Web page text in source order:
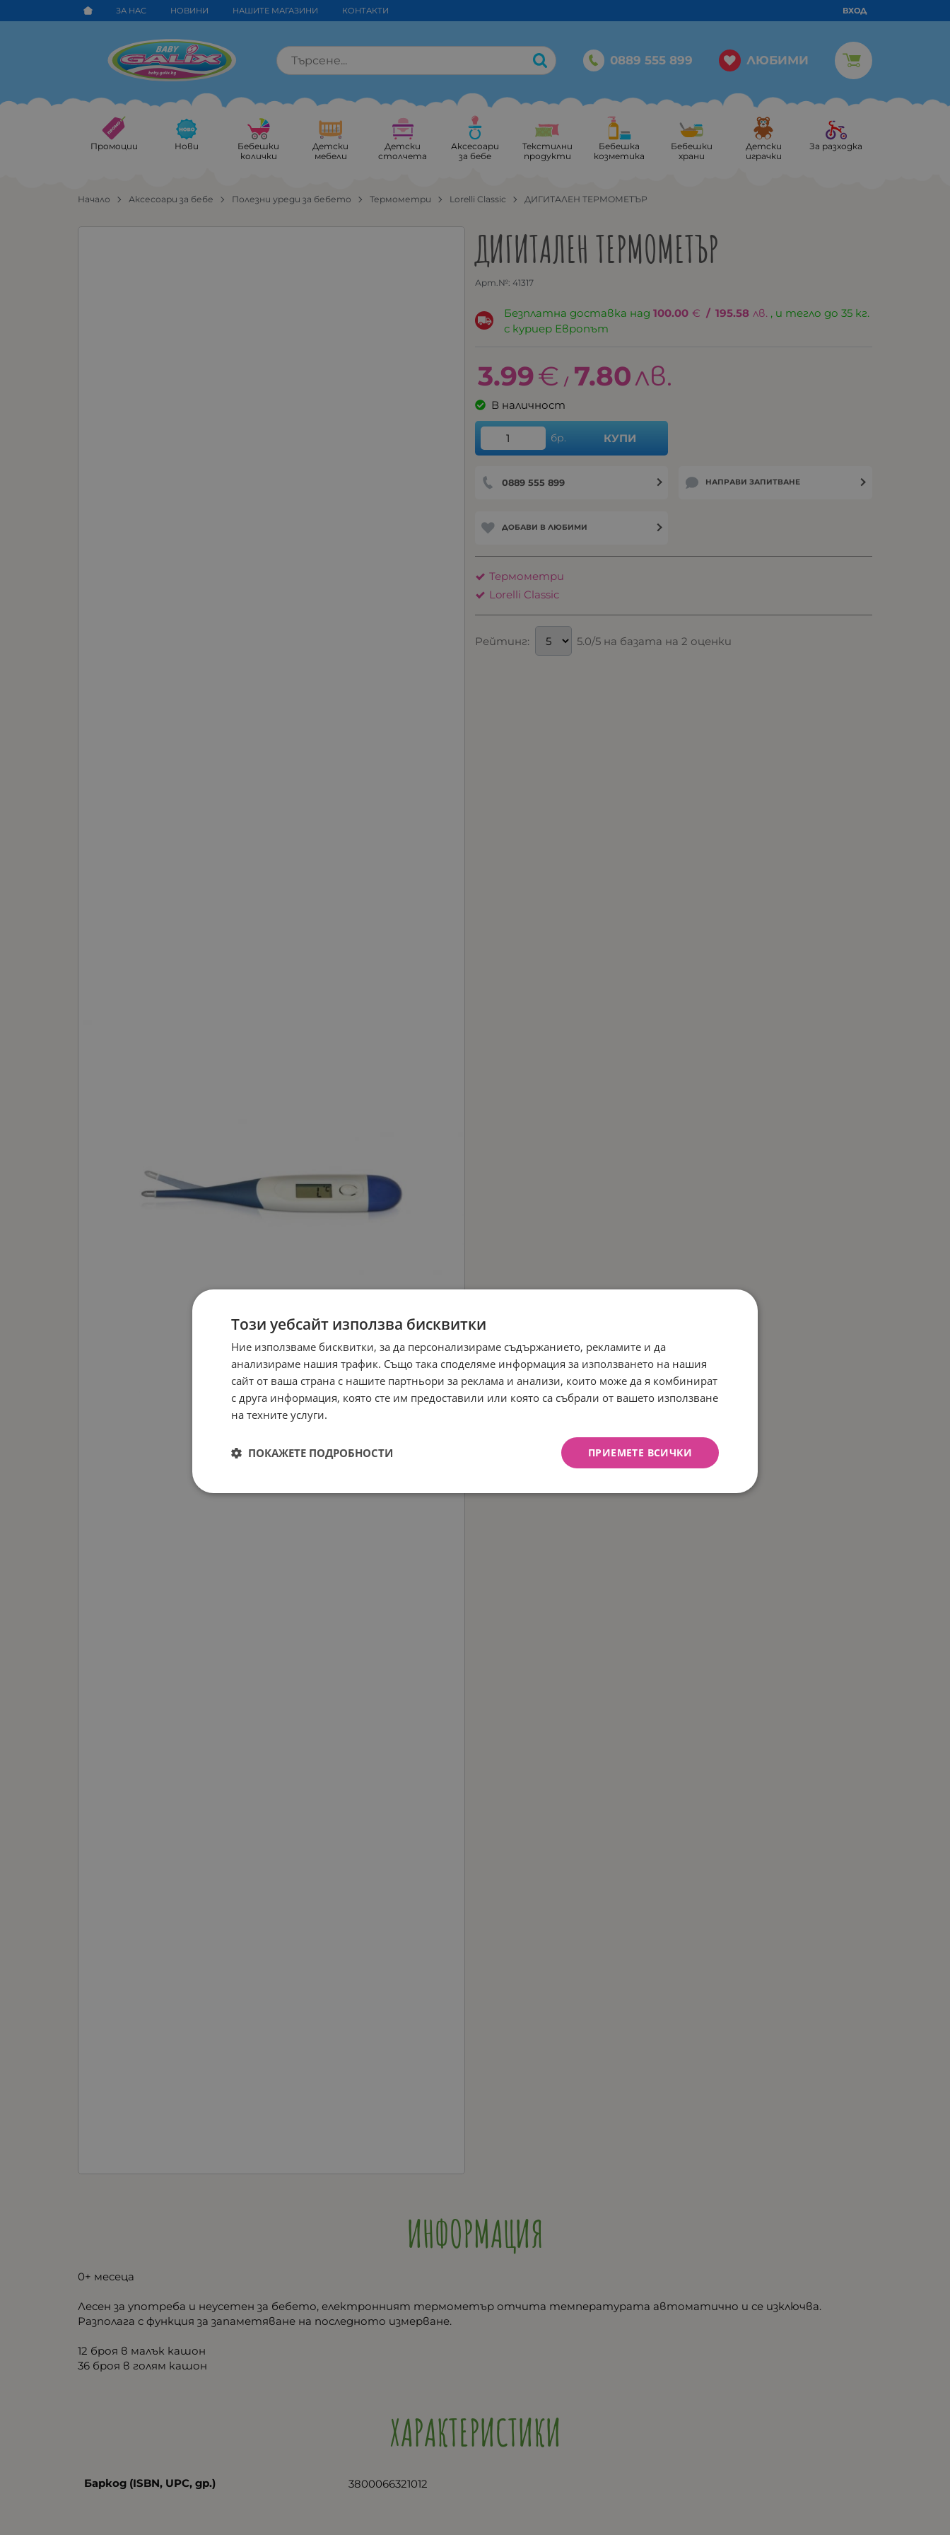
ЗА НАС НОВИНИ НАШИТЕ МАГАЗИНИ КОНТАКТИ ВХОД
0889 555 899 ЛЮБИМИ
Промоции Нови
Бебешки
колички
Детски
мебели
Детски
столчета
Аксесоари
за бебе
Текстилни
продукти
Бебешка
козметика
Бебешки
храни
Детски
играчки
За разходка
Начало Аксесоари за бебе Полезни уреди за бебето Термометри Lorelli Classic ДИГИТАЛЕН ТЕРМОМЕТЪР
ДИГИТАЛЕН ТЕРМОМЕТЪР
Арт.№: 41317
Безплатна доставка над100.00 € / 195.58 лв. , и тегло до 35 кг.
с куриер Европът
3.99€ / 7.80лв.
В наличност
бр. КУПИ
0889 555 899 НАПРАВИ ЗАПИТВАНЕ
ДОБАВИ В ЛЮБИМИ
Термометри
Lorelli Classic
Рейтинг: 5.0/5 на базата на 2 оценки
ИНФОРМАЦИЯ
0+ месеца
Лесен за употреба и неусетен за бебето, електронният термометър отчита температурата автоматично и се изключва.
Разполага с функция за запаметяване на последното измерване.
12 броя в малък кашон
36 броя в голям кашон
ХАРАКТЕРИСТИКИ
Баркод (ISBN, UPC, др.) 3800066321012
Този уебсайт използва бисквитки
Ние използваме бисквитки, за да персонализираме съдържанието, рекламите и да
анализираме нашия трафик. Също така споделяме информация за използването на нашия
сайт от ваша страна с нашите партньори за реклама и анализи, които може да я комбинират
с друга информация, която сте им предоставили или която са събрали от вашето използване
на техните услуги.
ПРИЕМЕТЕ ВСИЧКИ
ПОКАЖЕТЕ ПОДРОБНОСТИ